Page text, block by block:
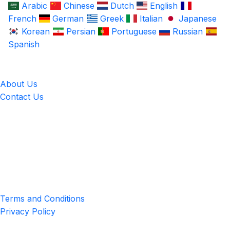
Arabic
Chinese Dutch
English
French
German Greek Italian
Japanese
Korean
Persian Portuguese
Russian
Spanish
About Us
Contact Us
Terms and Conditions
Privacy Policy